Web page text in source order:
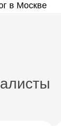
в Москве